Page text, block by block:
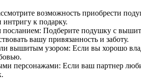
возможность приобрести
интригу к подарку.
Подберите подушку с
вашу привязанность и заботу.
вышитым узором: Если вы хорошо
персонажами: Если ваш партнер